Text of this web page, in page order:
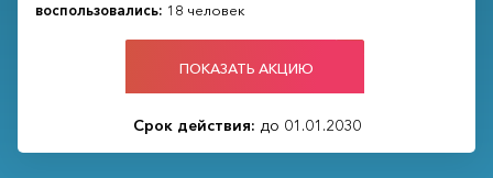
воспользовались: 18 человек
ПОКАЗАТЬ АКЦИЮ
Срок действия: до 01.01.2030